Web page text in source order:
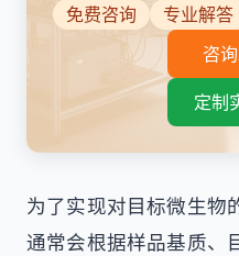
免费咨询 专业解答
咨
定制
为了实现对目标微生物
通常会根据样品基质、